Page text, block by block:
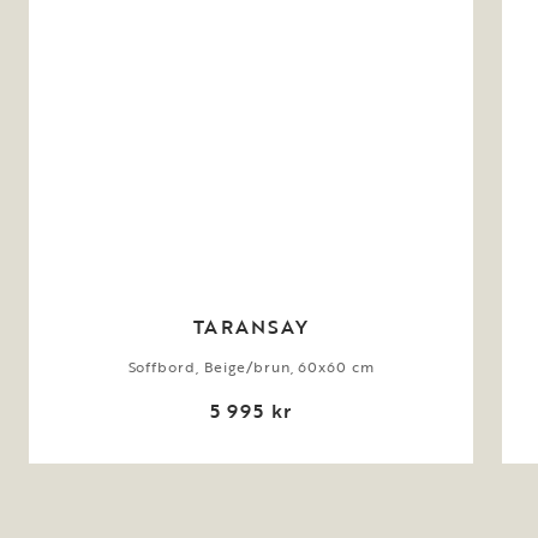
TARANSAY
Soffbord, Beige/brun, 60x60 cm
5 995 kr